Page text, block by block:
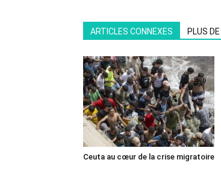
ARTICLES CONNEXES PLUS
Ceuta au cœur de la crise migratoire